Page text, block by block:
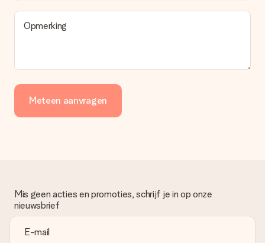
Opmerking
Meteen aanvragen
Mis geen acties en promoties, schrijf je in op onze
nieuwsbrief